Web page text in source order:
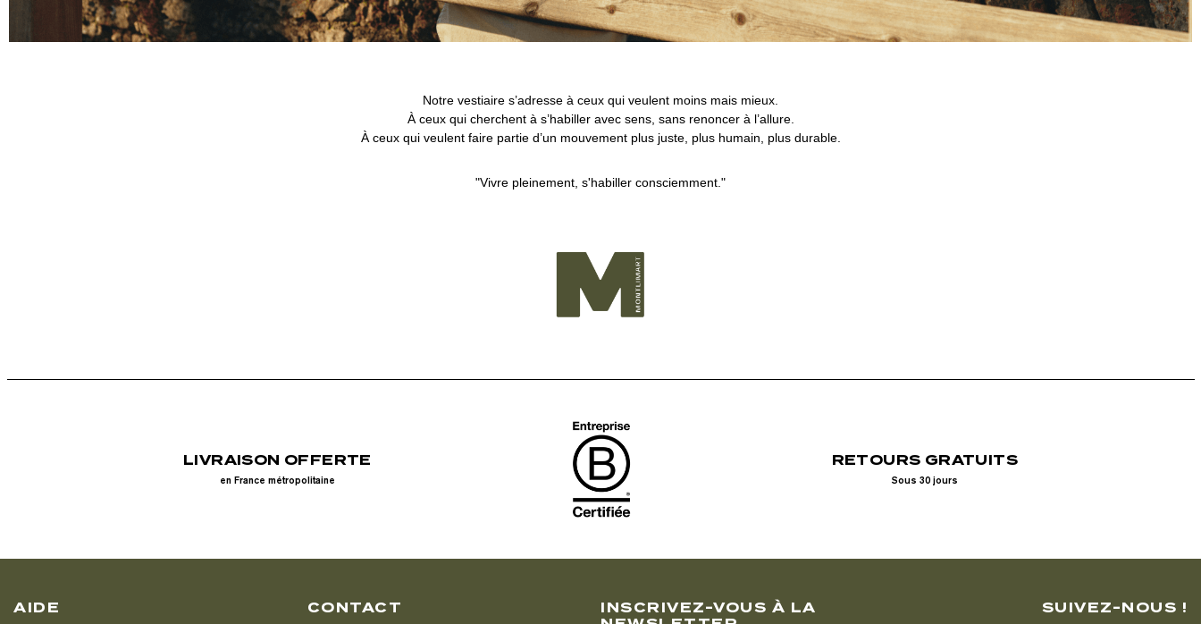
Notre vestiaire s’adresse à ceux qui veulent moins mais mieux.
À ceux qui cherchent à s’habiller avec sens, sans renoncer à l’allure.
À ceux qui veulent faire partie d’un mouvement plus juste, plus humain, plus durable.
"Vivre pleinement, s'habiller consciemment."
LIVRAISON OFFERTE
en France métropolitaine
RETOURS GRATUITS
Sous 30 jours
AIDE CONTACT
INSCRIVEZ-VOUS À LA
SUIVEZ-NOUS !